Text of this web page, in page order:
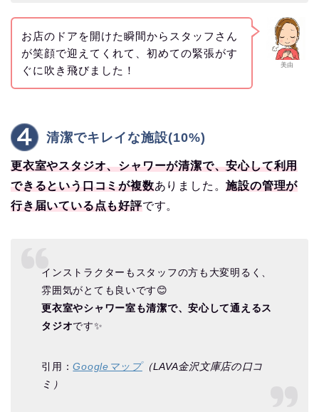
美由
お店のドアを開けた瞬間からスタッフさん
が笑顔で迎えてくれて、初めての緊張がす
ぐに吹き飛びました！
清潔でキレイな施設(10%)
更衣室やスタジオ、シャワーが清潔で、安心して利用
できるという口コミが複数ありました。施設の管理が
行き届いている点も好評です。
インストラクターもスタッフの方も大変明るく、
雰囲気がとても良いです😊
更衣室やシャワー室も清潔で、安心して通えるス
タジオです✨
引用：Googleマップ（LAVA金沢文庫店の口コ
ミ）